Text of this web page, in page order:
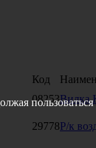
Код
08253Вилка
29778Р/к